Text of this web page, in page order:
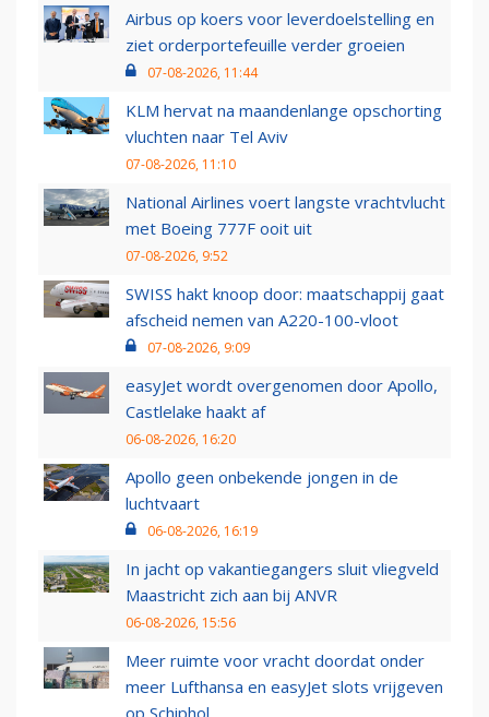
Airbus op koers voor leverdoelstelling en
ziet orderportefeuille verder groeien
07-08-2026, 11:44
KLM hervat na maandenlange opschorting
vluchten naar Tel Aviv
07-08-2026, 11:10
National Airlines voert langste vrachtvlucht
met Boeing 777F ooit uit
07-08-2026, 9:52
SWISS hakt knoop door: maatschappij gaat
afscheid nemen van A220-100-vloot
07-08-2026, 9:09
easyJet wordt overgenomen door Apollo,
Castlelake haakt af
06-08-2026, 16:20
Apollo geen onbekende jongen in de
luchtvaart
06-08-2026, 16:19
In jacht op vakantiegangers sluit vliegveld
Maastricht zich aan bij ANVR
06-08-2026, 15:56
Meer ruimte voor vracht doordat onder
meer Lufthansa en easyJet slots vrijgeven